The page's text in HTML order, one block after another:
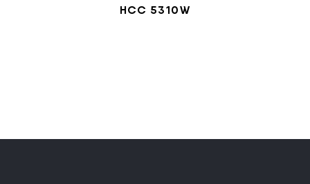
HCC 5310W